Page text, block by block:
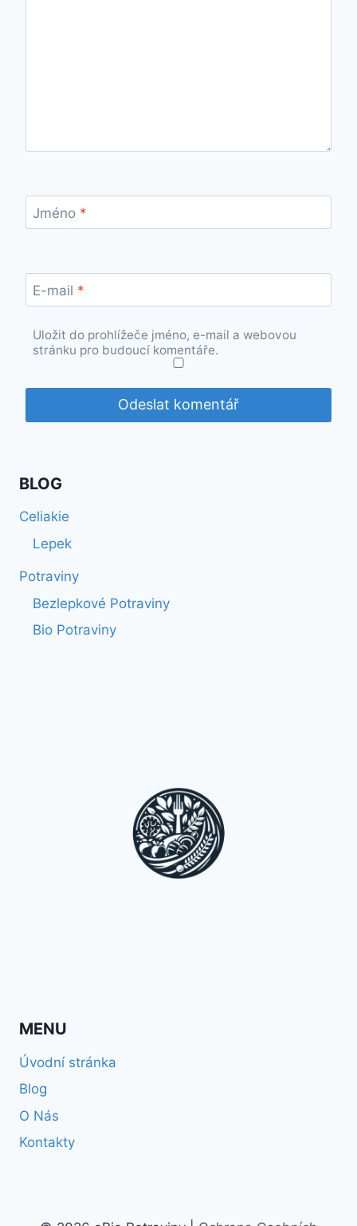
Jméno *
E-mail *
Uložit do prohlížeče jméno, e-mail a webovou
stránku pro budoucí komentáře.
BLOG
Celiakie
Lepek
Potraviny
Bezlepkové Potraviny
Bio Potraviny
MENU
Úvodní stránka
Blog
O Nás
Kontakty